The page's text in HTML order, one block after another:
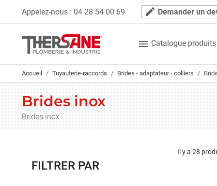
Appelez-nous : 04 28 54 00 69 mode_edit Demander un
 Catalogue produits
Accueil Tuyauterie-raccords Brides - adaptateur - colliers
Brides inox
Brides inox
FILTRER PAR
Il y a 28